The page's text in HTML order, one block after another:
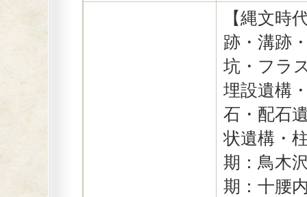
【縄文時
跡・溝跡
坑・フラ
埋設遺構
石・配石
状遺構・
期：鳥木
期：十腰